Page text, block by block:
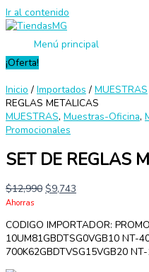
Ir al contenido
Menú principal
¡Oferta!
Inicio / Importados / MUESTRAS
REGLAS METALICAS
MUESTRAS, Muestras-Oficina,
Promocionales
SET DE REGLAS
$12,990 $9,743
Ahorras
CODIGO IMPORTADOR:
10UM81GBDTSG0VGB10 NT-
700K62GBDTVSG15VGB20